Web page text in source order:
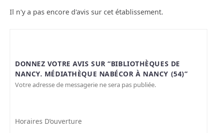
Il n'y a pas encore d'avis sur cet établissement.
DONNEZ VOTRE AVIS SUR “BIBLIOTHÈQUES DE
NANCY. MÉDIATHÈQUE NABÉCOR À NANCY (54)”
Votre adresse de messagerie ne sera pas publiée.
Horaires D’ouverture